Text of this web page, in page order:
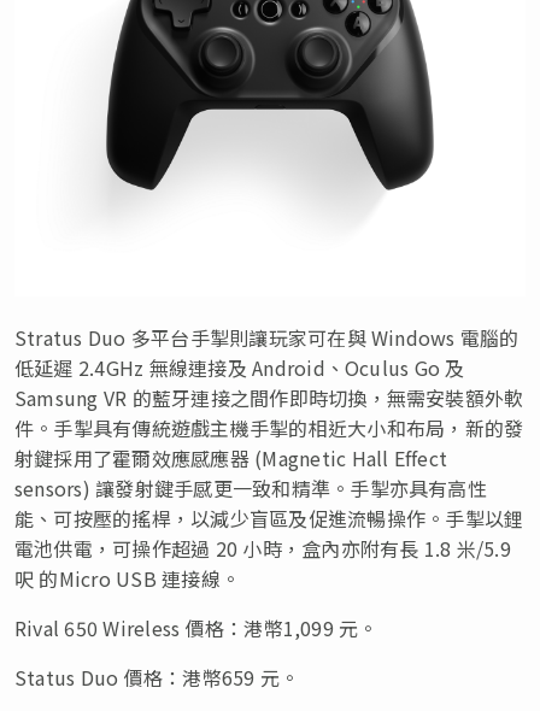
Stratus Duo 多平台手掣則讓玩家可在與 Windows 電腦的
低延遲 2.4GHz 無線連接及 Android、Oculus Go 及
Samsung VR 的藍牙連接之間作即時切換，無需安裝額外軟
件。手掣具有傳統遊戲主機手掣的相近大小和布局，新的發
射鍵採用了霍爾效應感應器 (Magnetic Hall Effect
sensors) 讓發射鍵手感更一致和精準。手掣亦具有高性
能、可按壓的搖桿，以減少盲區及促進流暢操作。手掣以鋰
電池供電，可操作超過 20 小時，盒內亦附有長 1.8 米/5.9
呎 的Micro USB 連接線。
Rival 650 Wireless 價格：港幣1,099 元。
Status Duo 價格：港幣659 元。